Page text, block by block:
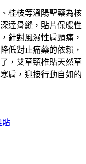
桂枝等溫陽聖藥為核
達骨縫，貼片保暖性
針對風濕性肩頸痛，
低對止痛藥的依賴，
，艾草頸椎貼天然草
肩，迎接行動自如的
貼